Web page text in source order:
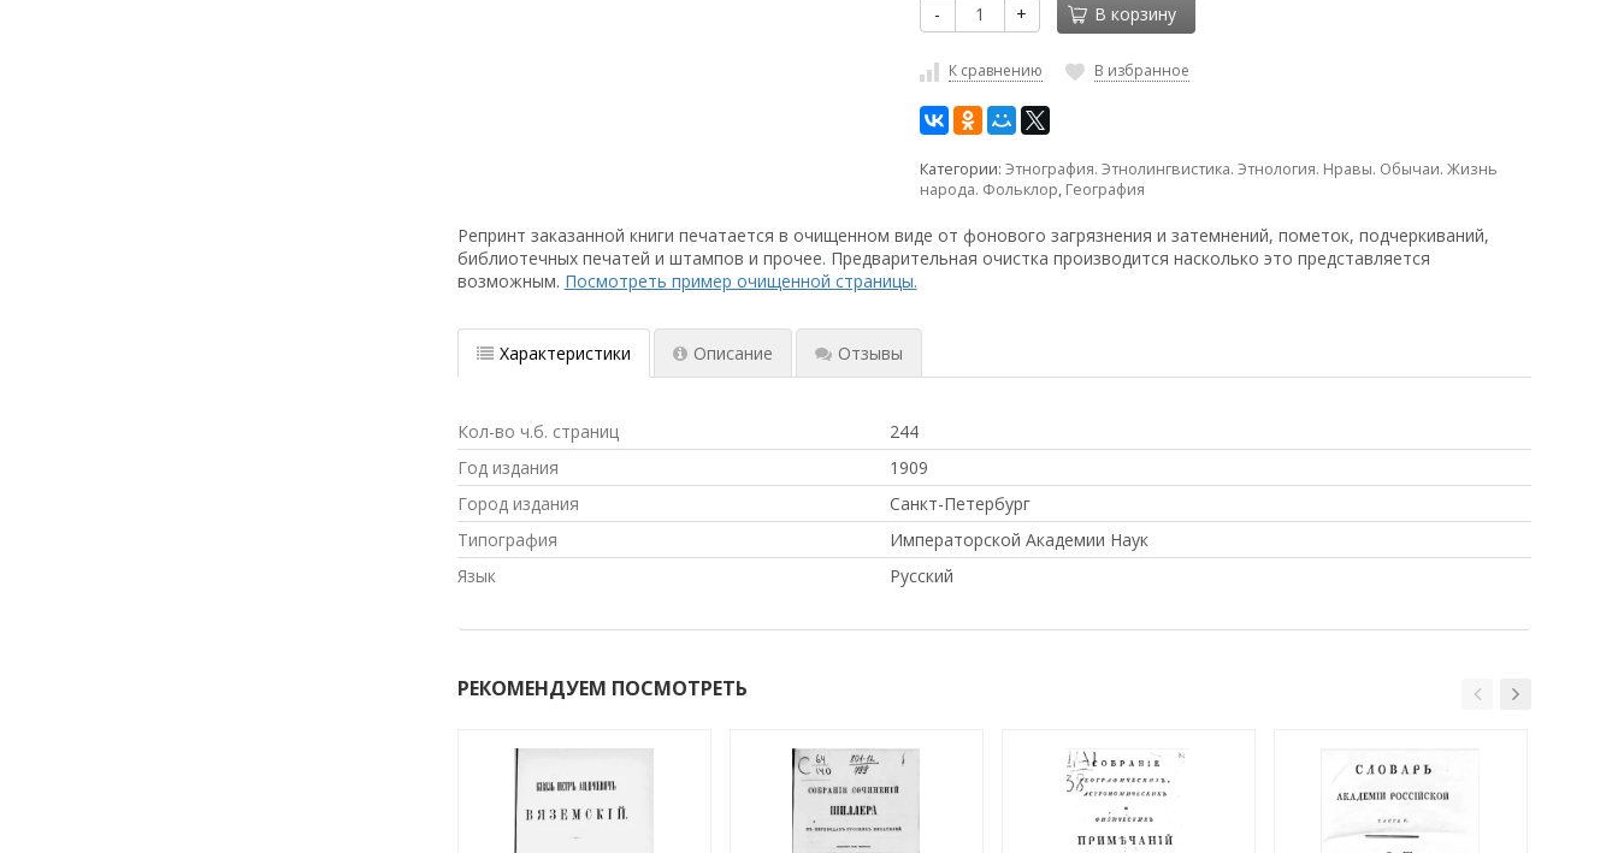
- + В корзину
К сравнению В избранное
Категории: Этнография. Этнолингвистика. Этнология. Нравы. Обычаи. Жизнь
народа. Фольклор, География
Репринт заказанной книги печатается в очищенном виде от фонового загрязнения и затемнений, пометок, подчеркиваний,
библиотечных печатей и штампов и прочее. Предварительная очистка производится насколько это представляется
возможным. Посмотреть пример очищенной страницы.
Характеристики Описание Отзывы
Кол-во ч.б. страниц
244
Год издания
1909
Город издания
Санкт-Петербург
Типография
Императорской Академии Наук
Язык
Русский
РЕКОМЕНДУЕМ ПОСМОТРЕТЬ